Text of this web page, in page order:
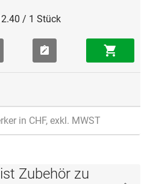
/ 1 Stück
in CHF, exkl. MWST
Zubehör zu